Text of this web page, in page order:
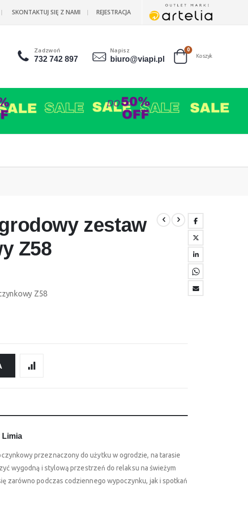
SKONTAKTUJ SIĘ Z NAMI REJESTRACJA
Zadzwoń
732 742 897
Napisz
biuro@viapi.pl Cart
0produkty
Koszyk
zestaw
Z58
Z58
Limia
przeznaczony do użytku w ogrodzie, na tarasie
wygodną i stylową przestrzeń do relaksu na świeżym
zarówno podczas codziennego wypoczynku, jak i spotkań